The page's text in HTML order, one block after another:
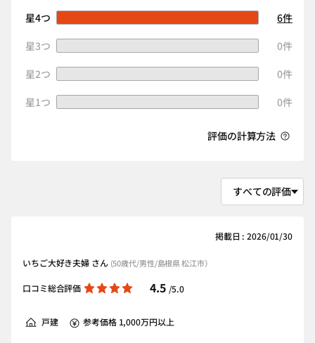
星4つ
6件
星3つ
0件
星2つ
0件
星1つ
0件
評価の計算方法
掲載日 : 2026/01/30
いちご大好き夫婦 さん (50歳代/男性/島根県 松江市）
口コミ総合評価 4.5 /5.0
戸建 参考価格 1,000万円以上